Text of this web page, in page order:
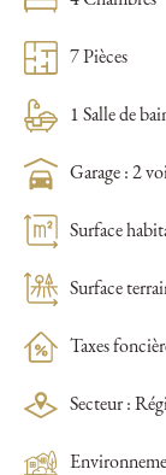
7 Pièces
1 Salle de
Garage : 2
Surface
Surface
Taxes
Secteur :